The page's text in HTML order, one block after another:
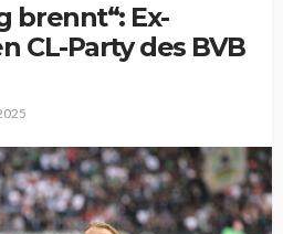
brennt“: Ex-
CL-Party des BVB